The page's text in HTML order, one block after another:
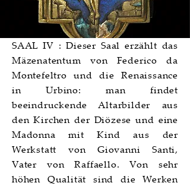
SAAL IV : Dieser Saal erzählt das
Mäzenatentum von Federico da
Montefeltro und die Renaissance
in Urbino: man findet
beeindruckende Altarbilder aus
den Kirchen der Diözese und eine
Madonna mit Kind aus der
Werkstatt von Giovanni Santi,
Vater von Raffaello. Von sehr
höhen Qualität sind die Werken